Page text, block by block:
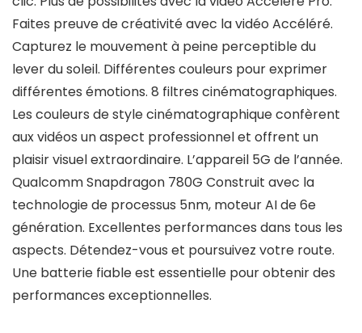
Faites preuve de créativité avec la vidéo Accéléré.
Capturez le mouvement à peine perceptible du
lever du soleil. Différentes couleurs pour exprimer
différentes émotions. 8 filtres cinématographiques.
Les couleurs de style cinématographique confèrent
aux vidéos un aspect professionnel et offrent un
plaisir visuel extraordinaire. L’appareil 5G de l’année.
Qualcomm Snapdragon 780G Construit avec la
technologie de processus 5nm, moteur AI de 6e
génération. Excellentes performances dans tous les
aspects. Détendez-vous et poursuivez votre route.
Une batterie fiable est essentielle pour obtenir des
performances exceptionnelles.